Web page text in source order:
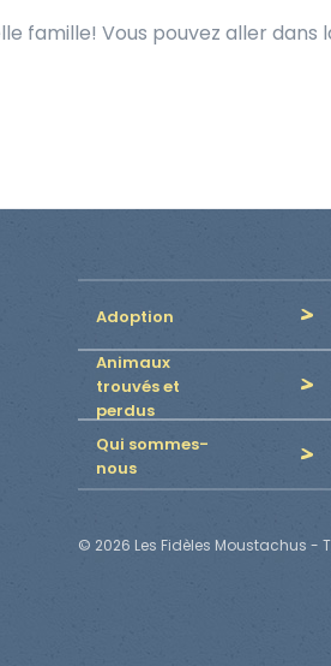
famille! Vous pouvez aller dans
Adoption
Animaux
trouvés et
perdus
Qui sommes-
nous
© 2026 Les Fidèles Moustachus -